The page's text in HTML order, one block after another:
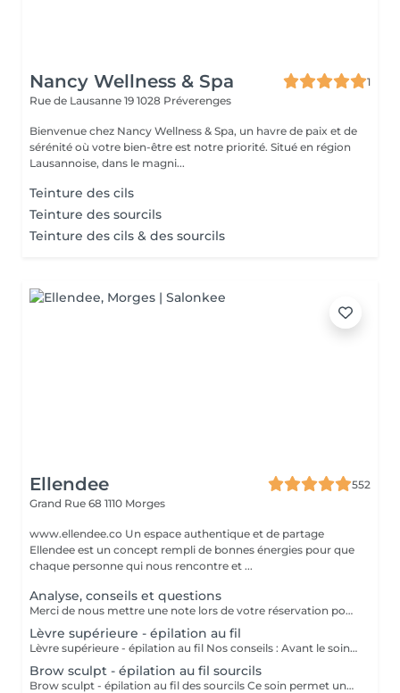
Nancy Wellness & Spa
1
Rue de Lausanne 19 1028 Préverenges
Bienvenue chez Nancy Wellness & Spa, un havre de paix et de
sérénité où votre bien-être est notre priorité. Situé en région
Lausannoise, dans le magni...
Teinture des cils
Teinture des sourcils
Teinture des cils & des sourcils
Ellendee
552
Grand Rue 68 1110 Morges
www.ellendee.co Un espace authentique et de partage
Ellendee est un concept rempli de bonnes énergies pour que
chaque personne qui nous rencontre et ...
Analyse, conseils et questions
Merci de nous mettre une note lors de votre réservation pour quel type de soin vous avez besoin de conseils.
Lèvre supérieure - épilation au fil
Lèvre supérieure - épilation au fil Nos conseils : Avant le soin : La peau doit être propre et bien hydratée Après le soin: Maintenir une bonne hydratation. Option : Appliquer une crème désinfectante, cicatrisante et hydratante pendant 2 jours à la maison.
Brow sculpt - épilation au fil sourcils
Brow sculpt - épilation au fil des sourcils Ce soin permet une restructuration de la forme naturelle des sourcils visant une meilleure symétrie et cohérence avec la forme du visage. Nos conseils : Avant le soin: La peau doit être propre et bien hydratée. Aprés le soin: Maintenir une bonne hydratation. Option : Appliquer une crème désinfectante, cicatrisante et hydratante pendant 2 jours à la maison. Options : Repousse de 2-3 semaines (pour clientèle régulière) : Maintien rapide de la structuration faite au préalable avec épilation au fil. Repousse de 4 semaines : Maintien de la structuration faite au préalable avec épilation au fil. Repousse de +4 semaines : Restructuration des sourcils avec épilation au fil.